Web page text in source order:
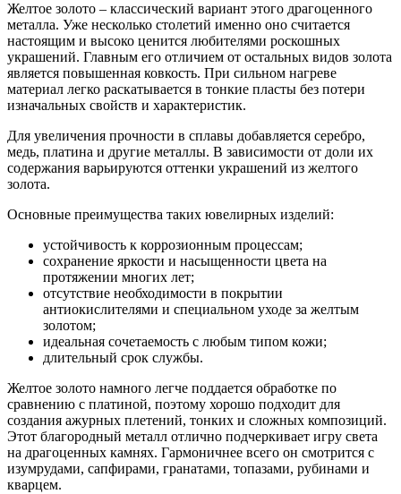
Желтое золото – классический вариант этого драгоценного
металла. Уже несколько столетий именно оно считается
настоящим и высоко ценится любителями роскошных
украшений. Главным его отличием от остальных видов золота
является повышенная ковкость. При сильном нагреве
материал легко раскатывается в тонкие пласты без потери
изначальных свойств и характеристик.
Для увеличения прочности в сплавы добавляется серебро,
медь, платина и другие металлы. В зависимости от доли их
содержания варьируются оттенки украшений из желтого
золота.
Основные преимущества таких ювелирных изделий:
устойчивость к коррозионным процессам;
сохранение яркости и насыщенности цвета на
протяжении многих лет;
отсутствие необходимости в покрытии
антиокислителями и специальном уходе за желтым
золотом;
идеальная сочетаемость с любым типом кожи;
длительный срок службы.
Желтое золото намного легче поддается обработке по
сравнению с платиной, поэтому хорошо подходит для
создания ажурных плетений, тонких и сложных композиций.
Этот благородный металл отлично подчеркивает игру света
на драгоценных камнях. Гармоничнее всего он смотрится с
изумрудами, сапфирами, гранатами, топазами, рубинами и
кварцем.